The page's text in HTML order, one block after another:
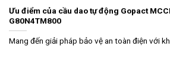
Ưu điểm của cầu dao tự động Gopact
G80N4TM800
Mang đến giải pháp bảo vệ an toàn điện với